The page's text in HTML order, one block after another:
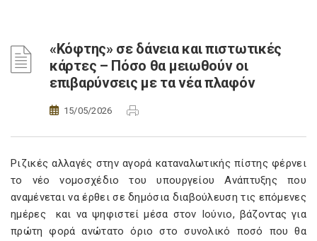
«Κόφτης» σε δάνεια και πιστωτικές
κάρτες – Πόσο θα μειωθούν οι
επιβαρύνσεις με τα νέα πλαφόν
15/05/2026
Ριζικές αλλαγές στην αγορά καταναλωτικής πίστης φέρνει
το νέο νομοσχέδιο του υπουργείου Ανάπτυξης που
αναμένεται να έρθει σε δημόσια διαβούλευση τις επόμενες
ημέρες και να ψηφιστεί μέσα στον Ιούνιο, βάζοντας για
πρώτη φορά ανώτατο όριο στο συνολικό ποσό που θα